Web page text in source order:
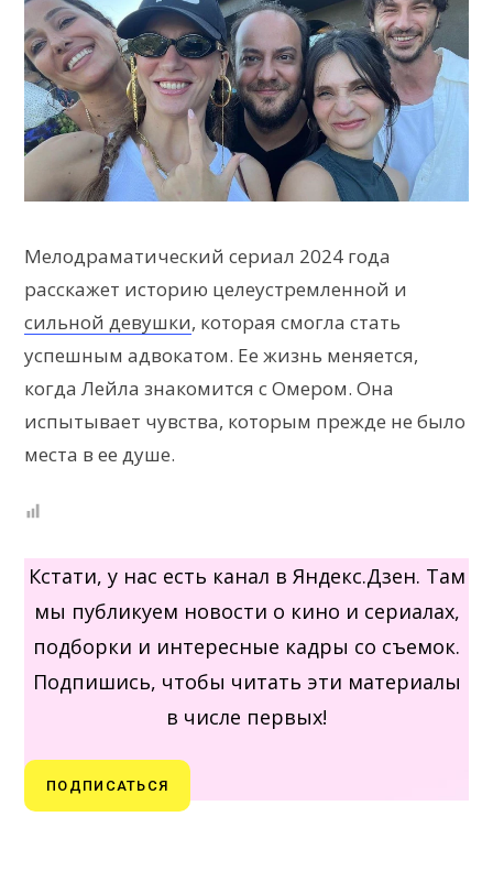
Мелодраматический сериал 2024 года
расскажет историю целеустремленной и
сильной девушки, которая смогла стать
успешным адвокатом. Ее жизнь меняется,
когда Лейла знакомится с Омером. Она
испытывает чувства, которым прежде не было
места в ее душе.
Кстати, у нас есть канал в Яндекс.Дзен. Там
мы публикуем новости о кино и сериалах,
подборки и интересные кадры со съемок.
Подпишись, чтобы читать эти материалы
в числе первых!
ПОДПИСАТЬСЯ